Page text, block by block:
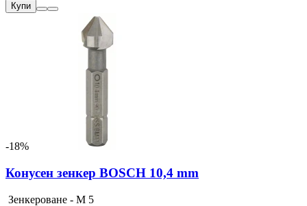
Купи
-18%
Конусен зенкер BOSCH 10,4 mm
Зенкероване - M 5